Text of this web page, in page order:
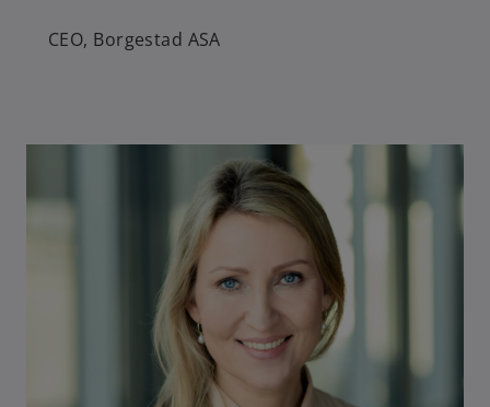
CEO, Borgestad ASA